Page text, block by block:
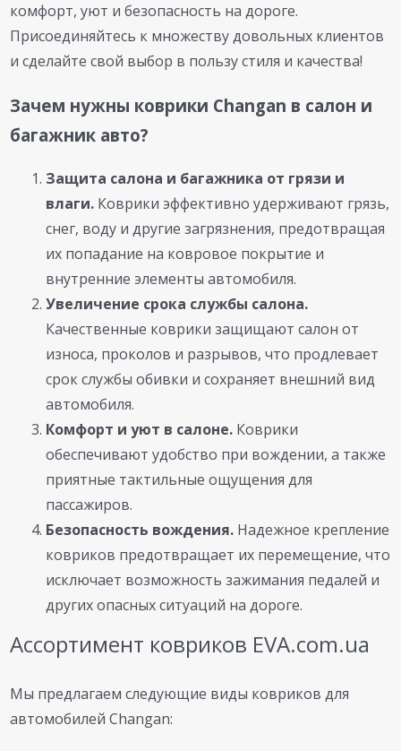
комфорт, уют и безопасность на дороге.
Присоединяйтесь к множеству довольных клиентов
и сделайте свой выбор в пользу стиля и качества!
Зачем нужны коврики Changan в салон и
багажник авто?
Защита салона и багажника от грязи и
влаги. Коврики эффективно удерживают грязь,
снег, воду и другие загрязнения, предотвращая
их попадание на ковровое покрытие и
внутренние элементы автомобиля.
Увеличение срока службы салона.
Качественные коврики защищают салон от
износа, проколов и разрывов, что продлевает
срок службы обивки и сохраняет внешний вид
автомобиля.
Комфорт и уют в салоне. Коврики
обеспечивают удобство при вождении, а также
приятные тактильные ощущения для
пассажиров.
Безопасность вождения. Надежное крепление
ковриков предотвращает их перемещение, что
исключает возможность зажимания педалей и
других опасных ситуаций на дороге.
Ассортимент ковриков EVA.com.ua
Мы предлагаем следующие виды ковриков для
автомобилей Changan: